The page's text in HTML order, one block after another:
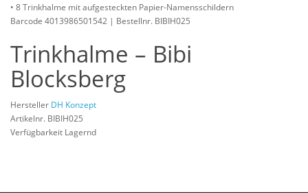
• 8 Trinkhalme mit aufgesteckten Papier-Namensschildern
Barcode 4013986501542 | Bestellnr. BIBIH025
Trinkhalme – Bibi
Blocksberg
Hersteller DH Konzept
Artikelnr. BIBIH025
Verfügbarkeit Lagernd